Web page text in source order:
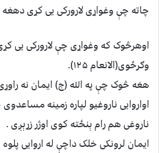
چاته چې وغواړی لارورکی یی کړی دهغه
اوهرڅوک که وغواړی چې لارورکی یی
وګرځوی(الانعام ۱۲۵).
هغه څوک چې په الله (ج) ايمان نه
اواروایی ناروغیو لپاره زمینه
ناروغی هم رام ېنځته کوی اوژر زړېږی .
ایمان لرونکی خلک داچې له اروایی